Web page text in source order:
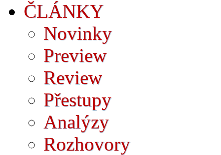
ČLÁNKY
Novinky
Preview
Review
Přestupy
Analýzy
Rozhovory